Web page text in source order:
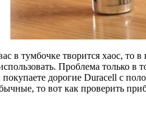
в тумбочке творится хаос, то
Проблема только в
дорогие Duracell с
то вот как проверить